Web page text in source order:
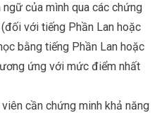
của mình qua các chứng
(đối với tiếng Phần Lan hoặc
bằng tiếng Phần Lan hoặc
ứng với mức điểm nhất
cần chứng minh khả năng